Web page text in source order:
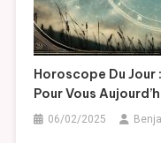
Horoscope Du Jour
Pour Vous
06/02/2025